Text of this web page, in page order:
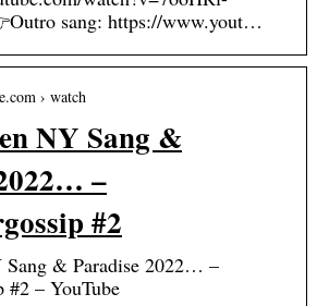
sang: https://www.yout…
› watch
NY Sang &
–
#2
Sang & Paradise 2022… –
#2 – YouTube